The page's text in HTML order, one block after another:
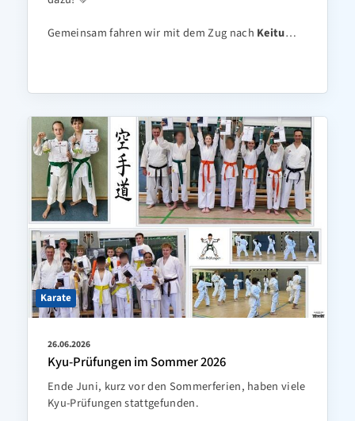
Gemeinsam fahren wir mit dem Zug nach Keitu…
Karate
26.06.2026
Kyu-Prüfungen im Sommer 2026
Ende Juni, kurz vor den Sommerferien, haben viele
Kyu-Prüfungen stattgefunden.